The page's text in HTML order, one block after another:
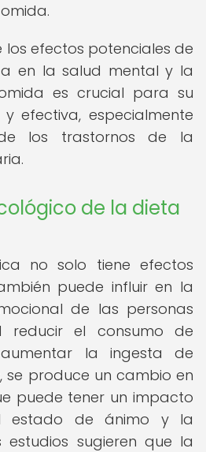
los efectos potenciales de
en la salud mental y la
es crucial para su
efectiva, especialmente
los trastornos de la
de la dieta
no solo tiene efectos
puede influir en la
de las personas
reducir el consumo de
la ingesta de
se produce un cambio en
puede tener un impacto
estado de ánimo y la
estudios sugieren que la